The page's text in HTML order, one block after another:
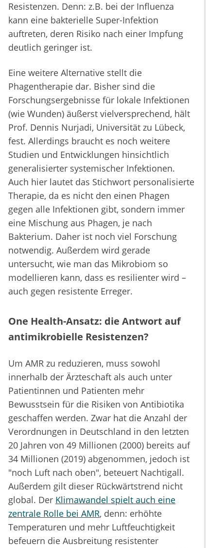
Resistenzen. Denn: z.B. bei der Influenza
kann eine bakterielle Super-Infektion
auftreten, deren Risiko nach einer Impfung
deutlich geringer ist.
Eine weitere Alternative stellt die
Phagentherapie dar. Bisher sind die
Forschungsergebnisse für lokale Infektionen
(wie Wunden) äußerst vielversprechend, hält
Prof. Dennis Nurjadi, Universität zu Lübeck,
fest. Allerdings braucht es noch weitere
Studien und Entwicklungen hinsichtlich
generalisierter systemischer Infektionen.
Auch hier lautet das Stichwort personalisierte
Therapie, da es nicht den einen Phagen
gegen alle Infektionen gibt, sondern immer
eine Mischung aus Phagen, je nach
Bakterium. Daher ist noch viel Forschung
notwendig. Außerdem wird gerade
untersucht, wie man das Mikrobiom so
modellieren kann, dass es resilienter wird –
auch gegen resistente Erreger.
One Health-Ansatz: die Antwort auf
antimikrobielle Resistenzen?
Um AMR zu reduzieren, muss sowohl
innerhalb der Ärzteschaft als auch unter
Patientinnen und Patienten mehr
Bewusstsein für die Risiken von Antibiotika
geschaffen werden. Zwar hat die Anzahl der
Verordnungen in Deutschland in den letzten
20 Jahren von 49 Millionen (2000) bereits auf
34 Millionen (2019) abgenommen, jedoch ist
"noch Luft nach oben", beteuert Nachtigall.
Außerdem gilt dieser Rückwärtstrend nicht
global. Der Klimawandel spielt auch eine
zentrale Rolle bei AMR, denn: erhöhte
Temperaturen und mehr Luftfeuchtigkeit
befeuern die Ausbreitung resistenter